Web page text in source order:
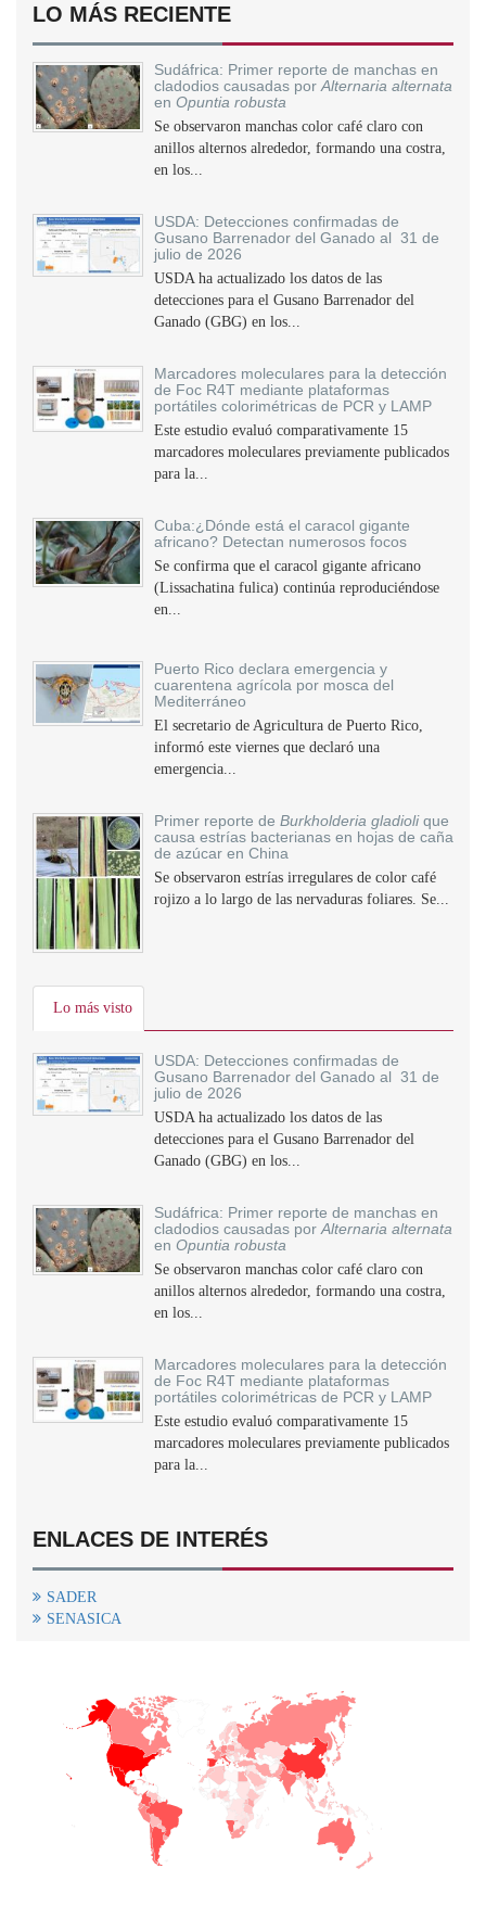
LO MÁS RECIENTE
Sudáfrica: Primer reporte de manchas en
cladodios causadas por Alternaria alternata
en Opuntia robusta
Se observaron manchas color café claro con
anillos alternos alrededor, formando una costra,
en los...
USDA: Detecciones confirmadas de
Gusano Barrenador del Ganado al 31 de
julio de 2026
USDA ha actualizado los datos de las
detecciones para el Gusano Barrenador del
Ganado (GBG) en los...
Marcadores moleculares para la detección
de Foc R4T mediante plataformas
portátiles colorimétricas de PCR y LAMP
Este estudio evaluó comparativamente 15
marcadores moleculares previamente publicados
para la...
Cuba:¿Dónde está el caracol gigante
africano? Detectan numerosos focos
Se confirma que el caracol gigante africano
(Lissachatina fulica) continúa reproduciéndose
en...
Puerto Rico declara emergencia y
cuarentena agrícola por mosca del
Mediterráneo
El secretario de Agricultura de Puerto Rico,
informó este viernes que declaró una
emergencia...
Primer reporte de Burkholderia gladiolique
causa estrías bacterianas en hojas de caña
de azúcar en China
Se observaron estrías irregulares de color café
rojizo a lo largo de las nervaduras foliares. Se...
Lo más visto
USDA: Detecciones confirmadas de
Gusano Barrenador del Ganado al 31 de
julio de 2026
USDA ha actualizado los datos de las
detecciones para el Gusano Barrenador del
Ganado (GBG) en los...
Sudáfrica: Primer reporte de manchas en
cladodios causadas por Alternaria alternata
en Opuntia robusta
Se observaron manchas color café claro con
anillos alternos alrededor, formando una costra,
en los...
Marcadores moleculares para la detección
de Foc R4T mediante plataformas
portátiles colorimétricas de PCR y LAMP
Este estudio evaluó comparativamente 15
marcadores moleculares previamente publicados
para la...
ENLACES DE INTERÉS
SADER
SENASICA